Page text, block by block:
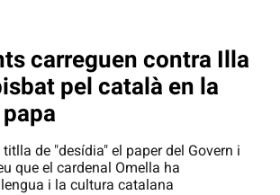
carreguen contra Illa
pel català en la
de "desídia" el paper del Govern i
que el cardenal Omella ha
i la cultura catalana